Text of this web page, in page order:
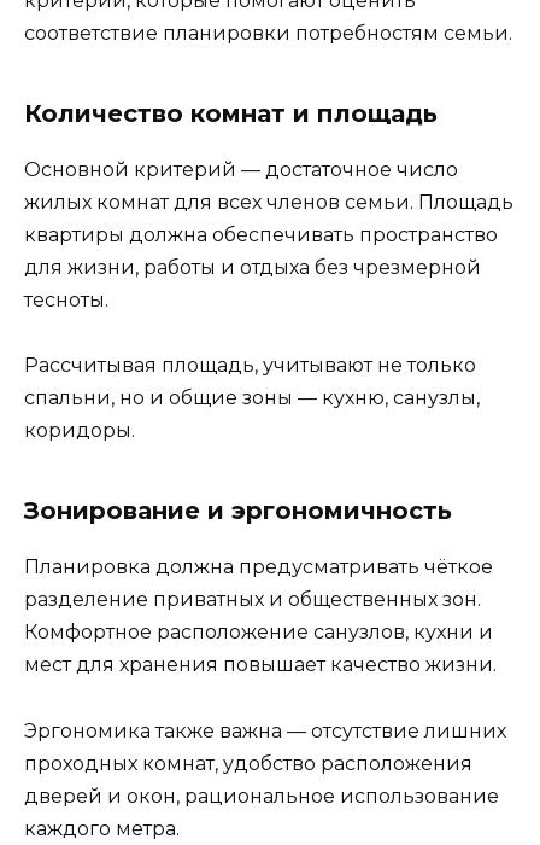
соответствие планировки потребностям семьи.
Количество комнат и площадь
Основной критерий — достаточное число
жилых комнат для всех членов семьи. Площадь
квартиры должна обеспечивать пространство
для жизни, работы и отдыха без чрезмерной
тесноты.
Рассчитывая площадь, учитывают не только
спальни, но и общие зоны — кухню, санузлы,
коридоры.
Зонирование и эргономичность
Планировка должна предусматривать чёткое
разделение приватных и общественных зон.
Комфортное расположение санузлов, кухни и
мест для хранения повышает качество жизни.
Эргономика также важна — отсутствие лишних
проходных комнат, удобство расположения
дверей и окон, рациональное использование
каждого метра.